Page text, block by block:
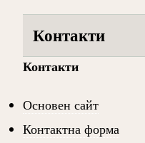
Контакти
Контакти
Основен сайт
Контактна форма